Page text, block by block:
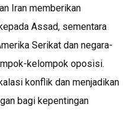
Iran memberikan
Assad, sementara
Serikat dan negara-
kelompok oposisi.
konflik dan menjadikan
bagi kepentingan